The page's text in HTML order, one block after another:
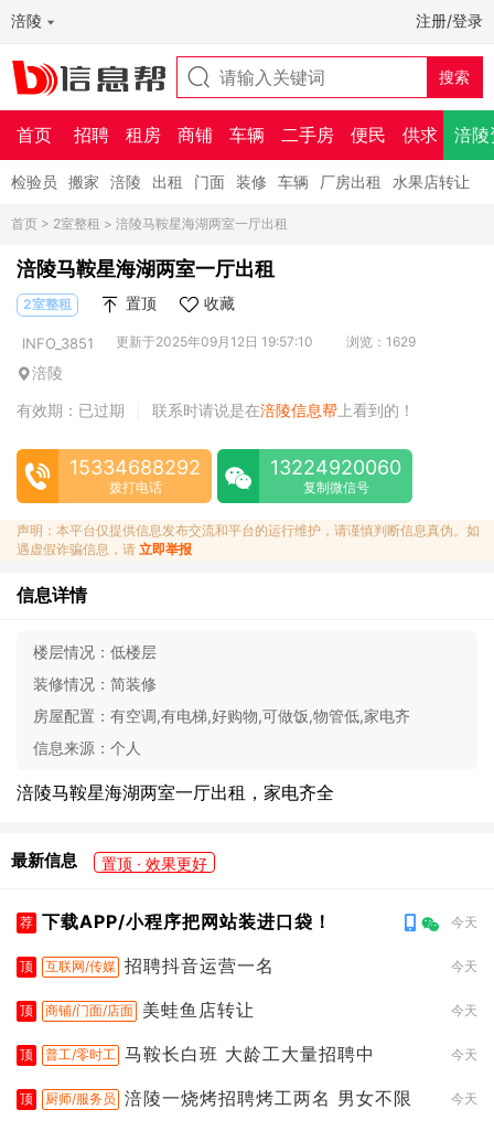
涪陵 注册/登录
首页 招聘 租房 商铺 车辆 二手房 便民 供求 涪陵
检验员 搬家 涪陵 出租 门面 装修 车辆 厂房出租 水果店转让
首页 > 2室整租 > 涪陵马鞍星海湖两室一厅出租
涪陵马鞍星海湖两室一厅出租
2室整租 置顶 收藏
INFO_3851 更新于2025年09月12日 19:57:10 浏览：1629
涪陵
有效期：已过期
联系时请说是在涪陵信息帮 上看到的！
15334688292
拨打电话
13224920060
复制微信号
声明：本平台仅提供信息发布交流和平台的运行维护，请谨慎判断信息真伪。如
遇虚假诈骗信息，请 立即举报
信息详情
楼层情况： 低楼层
装修情况： 简装修
房屋配置： 有空调,有电梯,好购物,可做饭,物管低,家电齐
信息来源： 个人
涪陵马鞍星海湖两室一厅出租，家电齐全
最新信息 置顶 · 效果更好
荐 下载APP/小程序把网站装进口袋！ 今天
顶 互联网/传媒 招聘抖音运营一名 今天
顶 商铺/门面/店面 美蛙鱼店转让 今天
顶 普工/零时工 马鞍长白班 大龄工大量招聘中 今天
顶 厨师/服务员 涪陵一烧烤招聘烤工两名 男女不限 今天